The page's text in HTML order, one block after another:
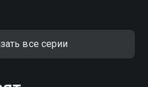
стройный и подтянутый Дмитрий
все серии